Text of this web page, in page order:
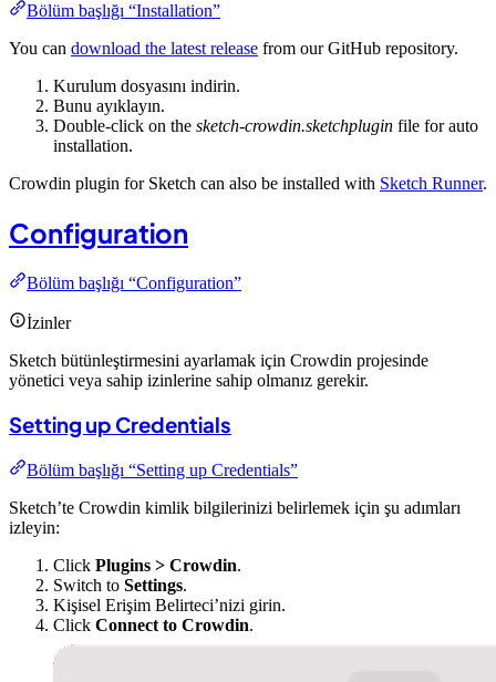
Bölüm başlığı “Installation”
You can download the latest release from our GitHub repository.
Kurulum dosyasını indirin.
Bunu ayıklayın.
Double-click on the sketch-crowdin.sketchplugin file for auto
installation.
Crowdin plugin for Sketch can also be installed with Sketch Runner.
Configuration
Bölüm başlığı “Configuration”
İzinler
Sketch bütünleştirmesini ayarlamak için Crowdin projesinde
yönetici veya sahip izinlerine sahip olmanız gerekir.
Setting up Credentials
Bölüm başlığı “Setting up Credentials”
Sketch’te Crowdin kimlik bilgilerinizi belirlemek için şu adımları
izleyin:
Click Plugins > Crowdin.
Switch to Settings.
Kişisel Erişim Belirteci’nizi girin.
Click Connect to Crowdin.